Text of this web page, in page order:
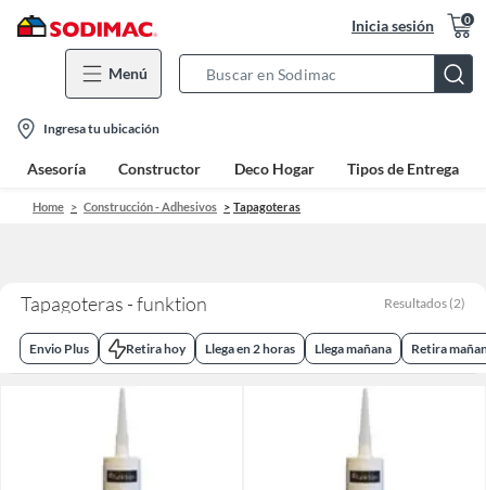
Inicia sesión 0
Menú
Bar
location-
icon
Ingresa tu ubicación
Asesoría Constructor Deco Hogar Tipos de Entrega
Home Construcción - Adhesivos Tapagoteras
Tapagoteras - funktion Resultados (2)
Envio Plus Retira hoy Llega en 2 horas Llega mañana Retira